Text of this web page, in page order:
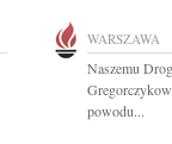
WARSZAWA
Naszemu
powodu...